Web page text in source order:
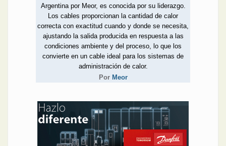
Argentina por Meor, es conocida por su liderazgo.
Los cables proporcionan la cantidad de calor
correcta con exactitud cuando y donde se necesita,
ajustando la salida producida en respuesta a las
condiciones ambiente y del proceso, lo que los
convierte en un cable ideal para los sistemas de
administración de calor.
Por Meor